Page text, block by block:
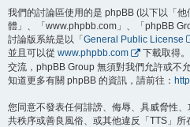
我們的討論區使用的是 phpBB (以下以「
體」、「www.phpbb.com」、「phpBB
討論版系統是以「 General Public License
並且可以從 www.phpbb.com
下載取得
交流，phpBB Group 無須對我們允許或不
知道更多有關 phpBB 的資訊，請前往：
您同意不發表任何誹謗、侮辱、具威脅性
共秩序或善良風俗、或其他違反「TTS」